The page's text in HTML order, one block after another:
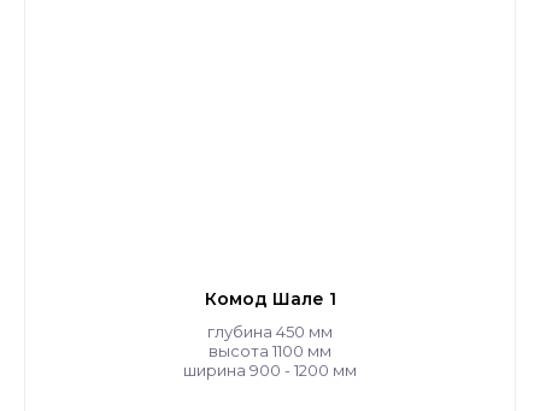
Комод Шале 1
глубина 450 мм
высота 1100 мм
ширина 900 - 1200 мм